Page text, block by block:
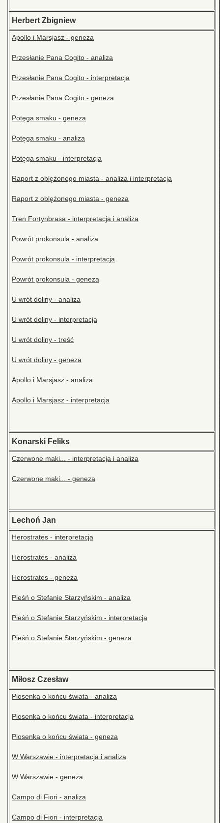
Herbert Zbigniew
Apollo i Marsjasz - geneza
Przesłanie Pana Cogito - analiza
Przesłanie Pana Cogito - interpretacja
Przesłanie Pana Cogito - geneza
Potęga smaku - geneza
Potęga smaku - analiza
Potęga smaku - interpretacja
Raport z oblężonego miasta - analiza i interpretacja
Raport z oblężonego miasta - geneza
Tren Fortynbrasa - interpretacja i analiza
Powrót prokonsula - analiza
Powrót prokonsula - interpretacja
Powrót prokonsula - geneza
U wrót doliny - analiza
U wrót doliny - interpretacja
U wrót doliny - treść
U wrót doliny - geneza
Apollo i Marsjasz - analiza
Apollo i Marsjasz - interpretacja
Konarski Feliks
Czerwone maki... - interpretacja i analiza
Czerwone maki... - geneza
Lechoń Jan
Herostrates - interpretacja
Herostrates - analiza
Herostrates - geneza
Pieśń o Stefanie Starzyńskim - analiza
Pieśń o Stefanie Starzyńskim - interpretacja
Pieśń o Stefanie Starzyńskim - geneza
Miłosz Czesław
Piosenka o końcu świata - analiza
Piosenka o końcu świata - interpretacja
Piosenka o końcu świata - geneza
W Warszawie - interpretacja i analiza
W Warszawie - geneza
Campo di Fiori - analiza
Campo di Fiori - interpretacja